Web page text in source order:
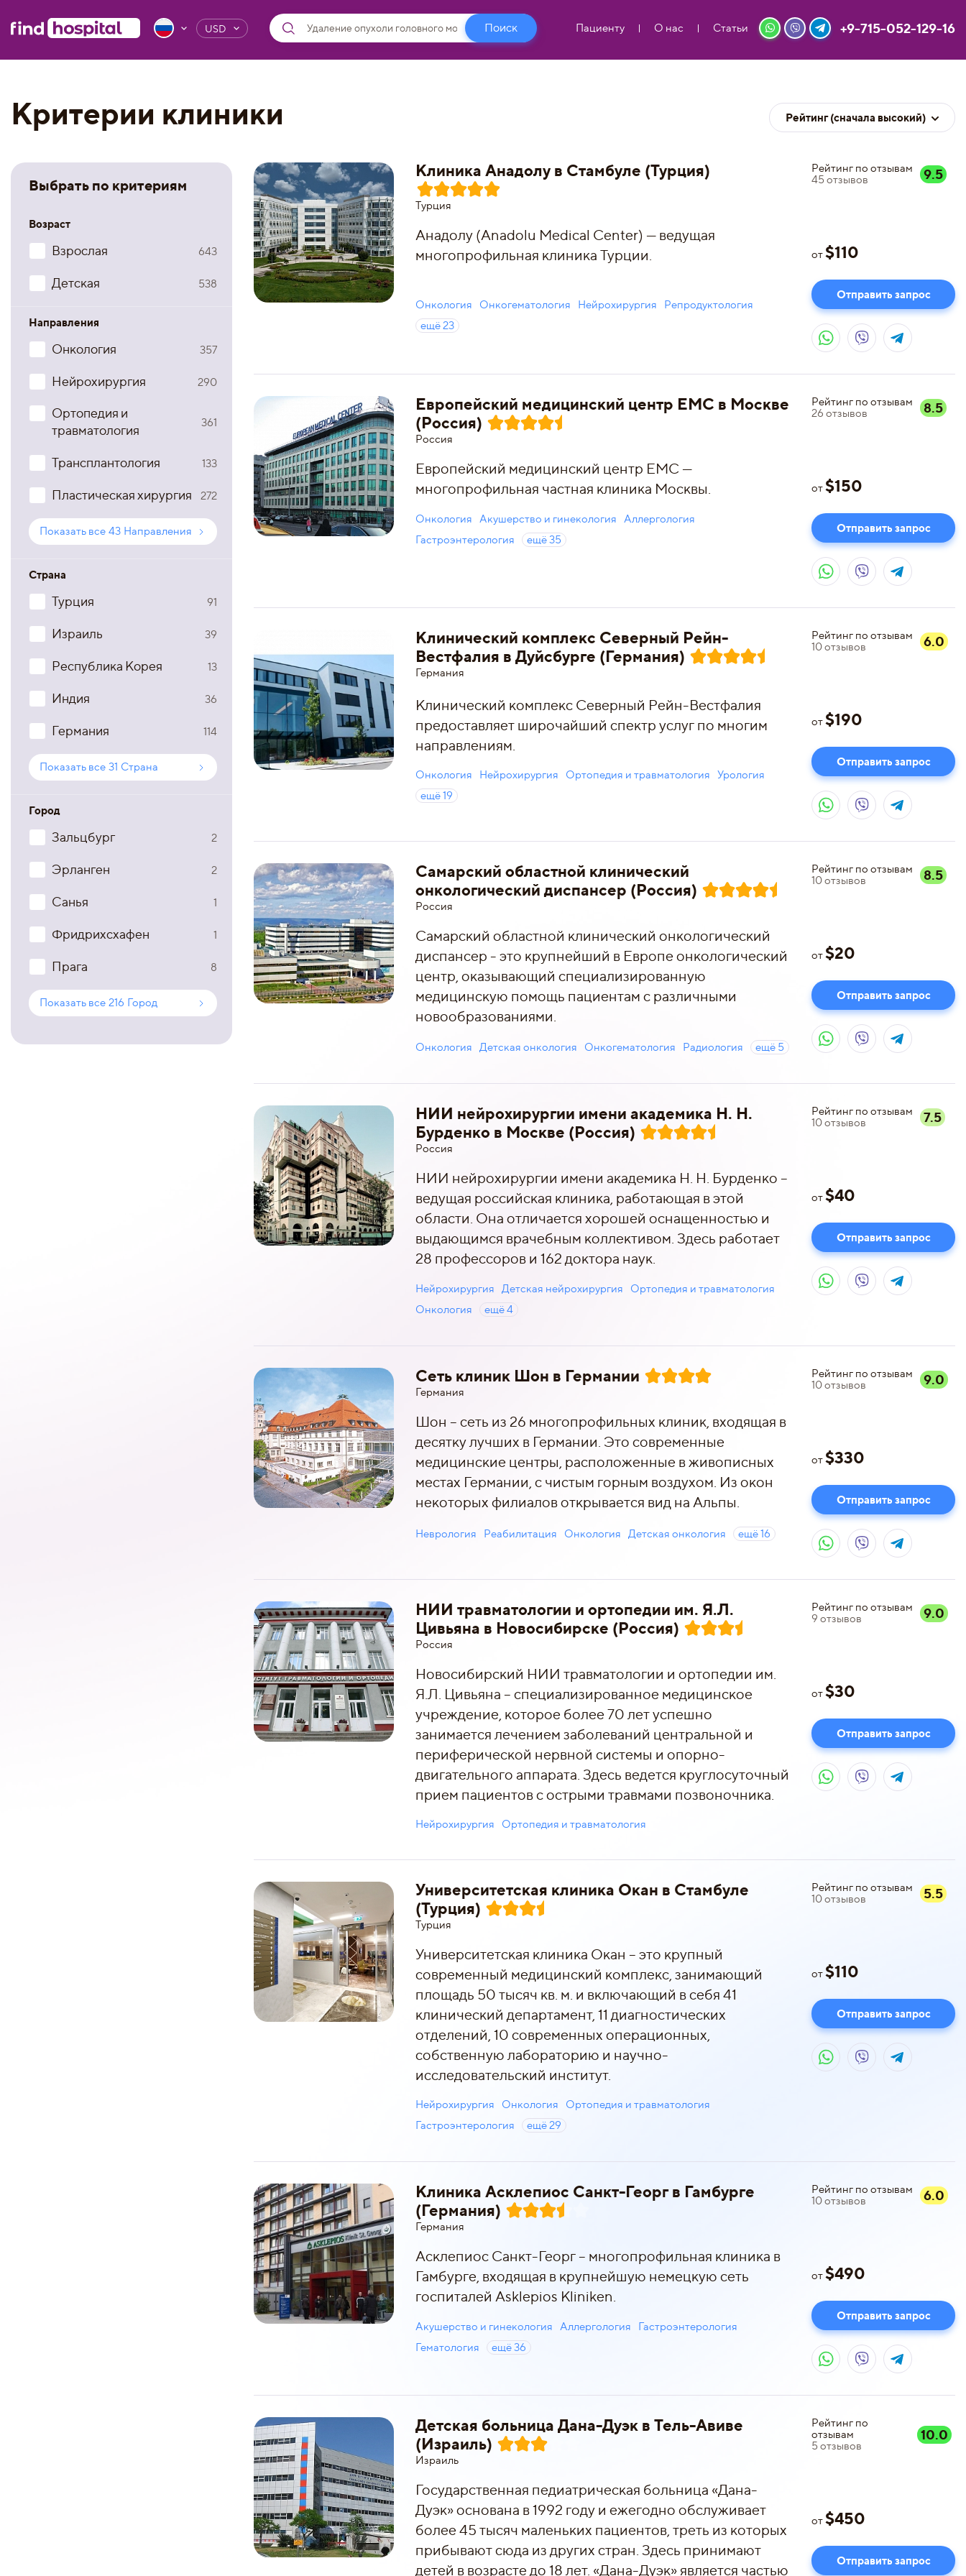
USD Пациенту О нас Статьи +9-715-052-129-16
Критерии клиники Рейтинг (сначала высокий)
Выбрать по критериям
Возраст
Взрослая 643
Детская 538
Направления
Онкология 357
Нейрохирургия 290
Ортопедия и
травматология
361
Трансплантология 133
Пластическая хирургия 272
Показать все 43 Направления
Страна
Турция 91
Израиль 39
Республика Корея 13
Индия 36
Германия 114
Показать все 31 Страна
Город
Зальцбург 2
Эрланген 2
Санья 1
Фридрихсхафен 1
Прага 8
Показать все 216 Город
Клиника Анадолу в Стамбуле (Турция)
Турция
Анадолу (Anadolu Medical Center) — ведущая
многопрофильная клиника Турции.
Онкология Онкогематология Нейрохирургия
Репродуктология
ещё23
Рейтинг по отзывам
45 отзывов 9.5
от$110
Отправить запрос
Европейский медицинский центр ЕМС в Москве
(Россия)
Россия
Европейский медицинский центр ЕМС —
многопрофильная частная клиника Москвы.
Онкология Акушерство и гинекология
Аллергология
Гастроэнтерология
ещё35
Рейтинг по отзывам
26 отзывов 8.5
от$150
Отправить запрос
Клинический комплекс Северный Рейн-
Вестфалия в Дуйсбурге (Германия)
Германия
Клинический комплекс Северный Рейн-Вестфалия
предоставляет широчайший спектр услуг по многим
направлениям.
Онкология Нейрохирургия Ортопедия и травматология
Урология
ещё19
Рейтинг по отзывам
10отзывов 6.0
от$190
Отправить запрос
Самарский областной клинический
онкологический диспансер (Россия)
Россия
Самарский областной клинический онкологический
диспансер - это крупнейший в Европе онкологический
центр, оказывающий специализированную
медицинскую помощь пациентам с различными
новообразованиями.
Онкология Детская онкология Онкогематология Радиология ещё 5
Рейтинг по отзывам
10отзывов 8.5
от$20
Отправить запрос
НИИ нейрохирургии имени академика Н. Н.
Бурденко в Москве (Россия)
Россия
НИИ нейрохирургии имени академика Н. Н. Бурденко –
ведущая российская клиника, работающая в этой
области. Она отличается хорошей оснащенностью и
выдающимся врачебным коллективом. Здесь работает
28 профессоров и 162 доктора наук.
Нейрохирургия Детская нейрохирургия
Ортопедия и травматология
Онкология
ещё4
Рейтинг по отзывам
10отзывов 7.5
от$40
Отправить запрос
Сеть клиник Шон в Германии
Германия
Шон – сеть из 26 многопрофильных клиник, входящая в
десятку лучших в Германии. Это современные
медицинские центры, расположенные в живописных
местах Германии, с чистым горным воздухом. Из окон
некоторых филиалов открывается вид на Альпы.
Неврология Реабилитация Онкология Детская онкология ещё16
Рейтинг по отзывам
10отзывов 9.0
от$330
Отправить запрос
НИИ травматологии и ортопедии им. Я.Л.
Цивьяна в Новосибирске (Россия)
Россия
Новосибирский НИИ травматологии и ортопедии им.
Я.Л. Цивьяна – специализированное медицинское
учреждение, которое более 70 лет успешно
занимается лечением заболеваний центральной и
периферической нервной системы и опорно-
двигательного аппарата. Здесь ведется круглосуточный
прием пациентов с острыми травмами позвоночника.
Нейрохирургия Ортопедия и травматология
Рейтинг по отзывам
9 отзывов 9.0
от$30
Отправить запрос
Университетская клиника Окан в Стамбуле
(Турция)
Турция
Университетская клиника Окан – это крупный
современный медицинский комплекс, занимающий
площадь 50 тысяч кв. м. и включающий в себя 41
клинический департамент, 11 диагностических
отделений, 10 современных операционных,
собственную лабораторию и научно-
исследовательский институт.
Нейрохирургия Онкология
Ортопедия и травматология
Гастроэнтерология
ещё29
Рейтинг по отзывам
10отзывов 5.5
от$110
Отправить запрос
Клиника Асклепиос Санкт-Георг в Гамбурге
(Германия)
Германия
Асклепиос Санкт-Георг – многопрофильная клиника в
Гамбурге, входящая в крупнейшую немецкую сеть
госпиталей Asklepios Kliniken.
Акушерство и гинекология Аллергология
Гастроэнтерология
Гематология
ещё36
Рейтинг по отзывам
10отзывов 6.0
от$490
Отправить запрос
Детская больница Дана-Дуэк в Тель-Авиве
(Израиль)
Израиль
Государственная педиатрическая больница «Дана-
Дуэк» основана в 1992 году и ежегодно обслуживает
более 45 тысяч маленьких пациентов, треть из которых
прибывают сюда из других стран. Здесь принимают
детей в возрасте до 18 лет. «Дана-Дуэк» является частью
Рейтинг по
отзывам
5 отзывов
10.0
от$450
Отправить запрос